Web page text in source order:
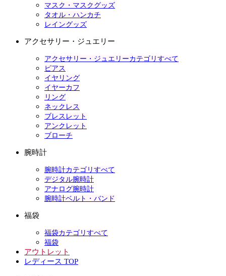
マスク・マスクグッズ
タオル・ハンカチ
レイングッズ
アクセサリー・ジュエリー
アクセサリー・ジュエリーカテゴリすべて
ピアス
イヤリング
イヤーカフ
リング
ネックレス
ブレスレット
アンクレット
ブローチ
腕時計
腕時計カテゴリすべて
デジタル腕時計
アナログ腕時計
腕時計ベルト・バンド
福袋
福袋カテゴリすべて
福袋
アウトレット
レディース TOP